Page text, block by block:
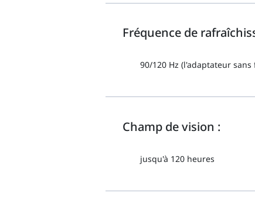
Fréquence de
90/120 Hz (l'adaptateur
Champ de vision :
jusqu'à 120 heures